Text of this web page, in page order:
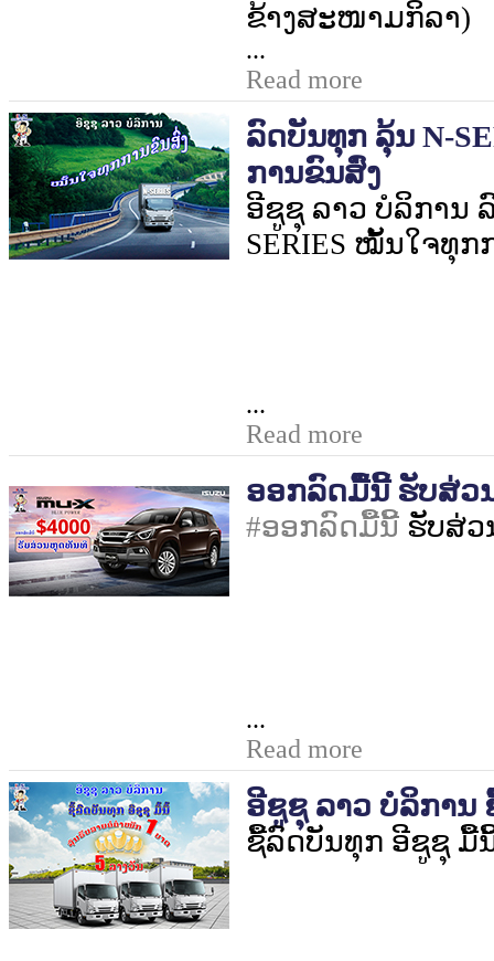
ຂ້າງສະໜາມກິລາ)
...
Read more
ລົດບັນທຸກ ລຸ້ນ N-
ການຂົນສົ່ງ
ອີຊູຊຸ ລາວ ບໍລິການ
SERIES ໝັ້ນໃຈທຸກ
...
Read more
ອອກລົດມື້ນີ້ ຮັບສ່ວ
#ອອກລົດມື້ນີ້ ຮັບສ່
...
Read more
ອີຊູຊຸ ລາວ ບໍລິການ
ຊື້ລົດບັນທຸກ ອີຊູຊຸ ມື້